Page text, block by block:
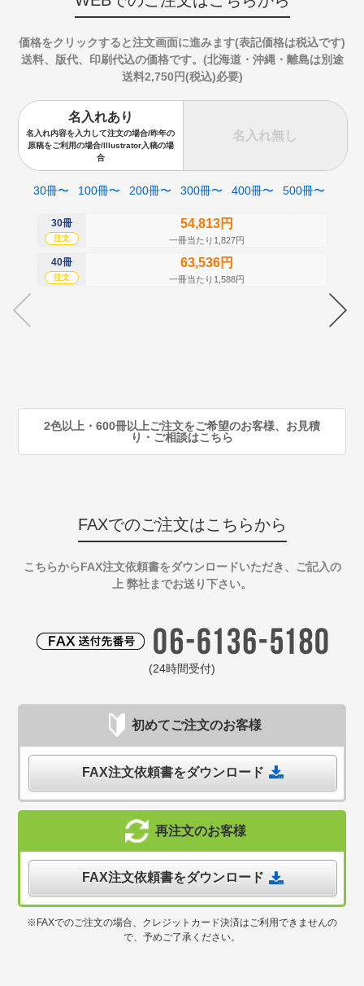
価格をクリックすると注文画面に進みます(表記価格は税込です)
送料、版代、印刷代込の価格です。(北海道・沖縄・離島は別途
送料2,750円(税込)必要)
名入れあり
名入れ内容を入力して注文の場合/昨年の
原稿をご利用の場合/Illustrator入稿の場
合
名入れ無し
30冊〜 100冊〜 200冊〜 300冊〜 400冊〜 500冊〜
30冊
注文
54,813円
一冊当たり1,827円
40冊
注文
63,536円
一冊当たり1,588円
2色以上・600冊以上ご注文をご希望のお客様、お見積
り・ご相談はこちら
FAXでのご注文はこちらから
こちらからFAX注文依頼書をダウンロードいただき、ご記入の
上 弊社までお送り下さい。
(24時間受付)
初めてご注文のお客様
FAX注文依頼書をダウンロード
再注文のお客様
FAX注文依頼書をダウンロード
※FAXでのご注文の場合、クレジットカード決済はご利用できませんの
で、予めご了承ください。